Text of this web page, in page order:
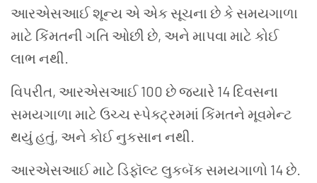
આરએસઆઈશૂન્ય એ એક સૂચના છેકે સમયગાળા
માટે કિંમતની ગતિ ઓછી છે, અને માપવા માટે કોઈ
લાભ નથી.
વિપરીત, આરએસઆઈ100 છેજ્યારે 14 દિવસના
સમયગાળા માટે ઉચ્ચ સ્પેક્ટ્રમમાં કિંમતને મૂવમેન્ટ
થયુંહતું, અને કોઈનુકસાન નથી.
આરએસઆઈમાટે ડિફૉલ્ટ લુકબૅક સમયગાળો 14 છે.